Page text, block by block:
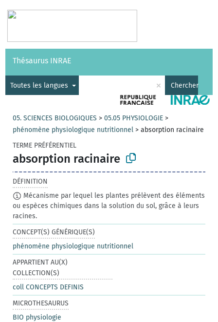
Vocabulaires API
Thésaurus INRAE
Toutes les langues × Chercher
05. SCIENCES BIOLOGIQUES >05.05 PHYSIOLOGIE >
phénomène physiologique nutritionnel >absorption racinaire
TERME PRÉFÉRENTIEL
absorption racinaire
DÉFINITION
Mécanisme par lequel les plantes prélèvent des éléments
ou espèces chimiques dans la solution du sol, grâce à leurs
racines.
CONCEPT(S) GÉNÉRIQUE(S)
phénomène physiologique nutritionnel
APPARTIENT AU(X)
COLLECTION(S)
coll CONCEPTS DEFINIS
MICROTHESAURUS
BIO physiologie